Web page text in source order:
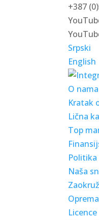
+387
Srpski
English
O nama
Kratak
Lična
Top
Naša
Oprema
Licence